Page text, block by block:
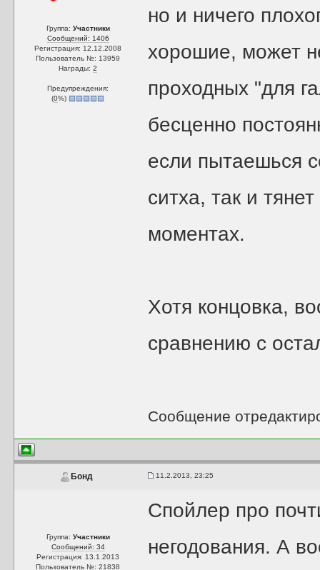
Группа: Участники
Сообщений: 1406
Регистрация: 12.12.2008
Пользователь №: 13959
Награды:2
Предупреждения:
(0%)
но и ничего
хорошие, может
проходных "для
бесценно
если пытаешься
ситха, так и
моментах.
Хотя концовка,
сравнению с
Сообщение
Бонд 11.2.2013, 23:25
Группа: Участники
Сообщений: 34
Регистрация: 13.1.2013
Пользователь №: 21838
Спойлер про
негодования. А